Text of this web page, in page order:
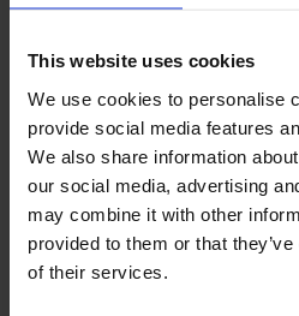
This website uses cookies
We use cookies to personalise
provide social media features
We also share information
our social media, advertising
may combine it with other
provided to them or that
of their services.
rendelkeznie kell. Egy
igazán el akar érni, amikor
az az, hogy megtalálja, mi
megakadályozza, hogy
Visszatérve a realitás elvéhez,
egyszeri események, hanem